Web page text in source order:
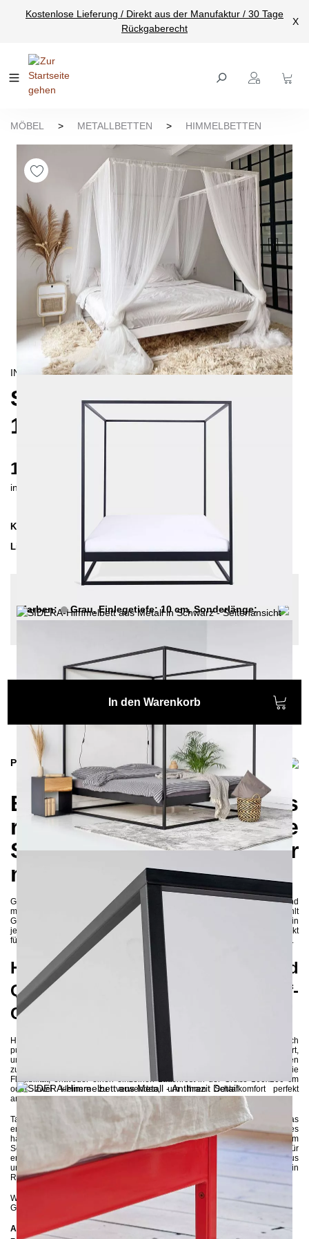
springen
Kostenlose Lieferung / Direkt aus der Manufaktur / 30 Tage
Rückgaberecht
X
MÖBEL > METALLBETTEN > HIMMELBETTEN
INDUSTRIAL/CONTEMPORAIN
SIDERA HIMMELBETT
160X200 CM
1100 €
inkl. MwSt. inkl. Versandkosten (DE)
Kollektion
Lieferzeit
| vsl. 20. Aug - 27. Aug
Farben:
Grau, Einlegetiefe: 10 cm, Sonderlänge:
Keine
In den Warenkorb
Produktinformationen
Entdecken Sie das
romantische und moderne
SIDERA Himmelbett für
märchenhaften Schlaf
Genießen Sie ein märchenhaftes Schlaferlebnis mit dem romantischen und
modernen SIDERA Himmelbett. Dieses Bett mit einem Himmel strahlt
Gemütlichkeit und Komfort aus und schafft eine romantische Atmosphäre in
jedem Schlafzimmer. Handgefertigt mit Präzision ist das SIDERA Bett perfekt
für größere Räume und verleiht Ihrem Schlafbereich eine romantische Note.
Hochwertige Handwerkskunst und
Qualitätsdesign für eine Schlaf-
Oase in der Größe 160x200 cm
Hergestellt aus hochwertigen 3x3 cm Stahlprofilen und umweltfreundlich
pulverbeschichtet, wird das robuste Bettgestell von SIDERA zerlegt geliefert,
um eine einfache Montage ohne umfangreiche handwerkliche Fähigkeiten
zu ermöglichen. Der Einbau eines Mittelträgers mit Stützfuß bietet die
Flexibilität, entweder einen einzelnen Lattenrost in der Größe 160x200 cm
oder zwei kleinere zu verwenden, um Ihren Schlafkomfort perfekt
anzupassen.
Tauchen Sie ein in die bezaubernde Welt des SIDERA Himmelbetts, das
entwickelt wurde, um ein märchenhaftes Schlaferlebnis zu bieten. Dieses
handgefertigte Meisterwerk aus hochwertigen Materialien fügt Ihrem
Schlafzimmer eine romantische Note hinzu und schafft eine ruhige Oase für
erholsame Nächte und träumerische Schlafmomente. Gönnen Sie sich Luxus
und verwandeln Sie Ihr Schlafzimmer mit dem SIDERA Himmelbett in ein
Refugium der Entspannung!
Wenn Sie sich bezüglich der Farbe unsicher sind, können Sie
Gratis-Farbproben anfordern :-)
Abmessungen